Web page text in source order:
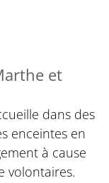
et
dans des
enceintes en
à cause
volontaires.